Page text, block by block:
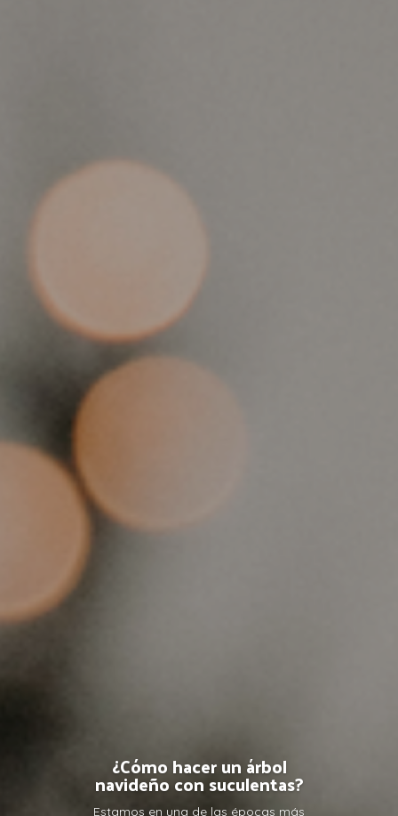
¿Cómo hacer un árbol
navideño con suculentas?
Estamos en una de las épocas más